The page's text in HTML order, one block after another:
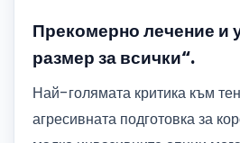
Прекомерно лечение и
размер за всички“.
Най-голямата критика към
агресивната подготовка за